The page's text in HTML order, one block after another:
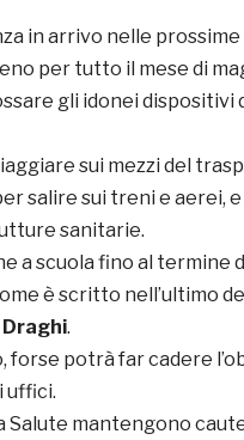
in arrivo nelle
per tutto il mese di
gli idonei dispositivi
sui mezzi del
salire sui treni e aerei,
sanitarie.
a scuola fino al termine
è scritto nell’ultimo
.
forse potrà far cadere
uffici.
Salute mantengono